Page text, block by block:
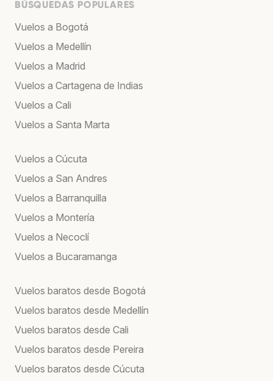
BÚSQUEDAS POPULARES
Vuelos a Bogotá
Vuelos a Medellín
Vuelos a Madrid
Vuelos a Cartagena de Indias
Vuelos a Cali
Vuelos a Santa Marta
Vuelos a Cúcuta
Vuelos a San Andres
Vuelos a Barranquilla
Vuelos a Montería
Vuelos a Necoclí
Vuelos a Bucaramanga
Vuelos baratos desde Bogotá
Vuelos baratos desde Medellín
Vuelos baratos desde Cali
Vuelos baratos desde Pereira
Vuelos baratos desde Cúcuta